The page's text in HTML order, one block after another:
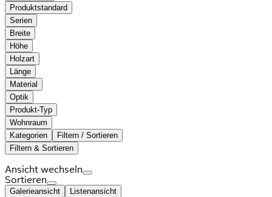
Produktstandard
Serien
Breite
Höhe
Holzart
Länge
Material
Optik
Produkt-Typ
Wohnraum
Kategorien
Filtern / Sortieren
Filtern & Sortieren
Ansicht wechseln
Sortieren
Galerieansicht Listenansicht